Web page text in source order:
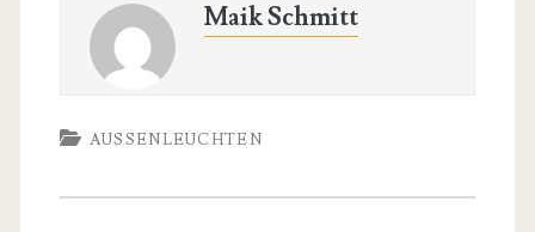
Maik Schmitt
AUSSENLEUCHTEN